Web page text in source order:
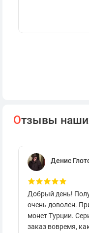
Отзывы
Денис
Добрый день!
очень доволен.
монет Турции.
заказ вовремя,